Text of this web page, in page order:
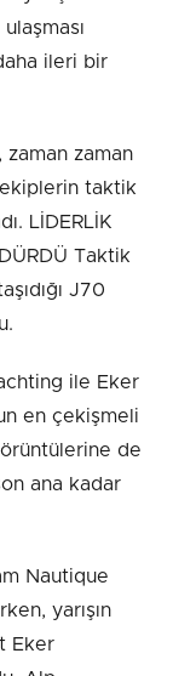
ileri bir
zaman zaman
ekiplerin taktik
LİDERLİK
Taktik
J70
ile Eker
en çekişmeli
de
ana kadar
Nautique
yarışın
Eker